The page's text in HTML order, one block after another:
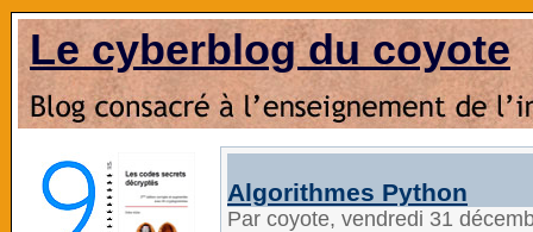
Le cyberblog du coyote
Algorithmes Python
Par coyote, vendredi 31